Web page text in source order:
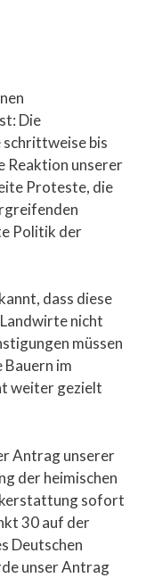
Die
bis
Reaktion unserer
Proteste, die
Politik der
dass diese
nicht
müssen
Bauern im
weiter gezielt
Antrag unserer
der heimischen
sofort
30 auf der
Deutschen
unser Antrag